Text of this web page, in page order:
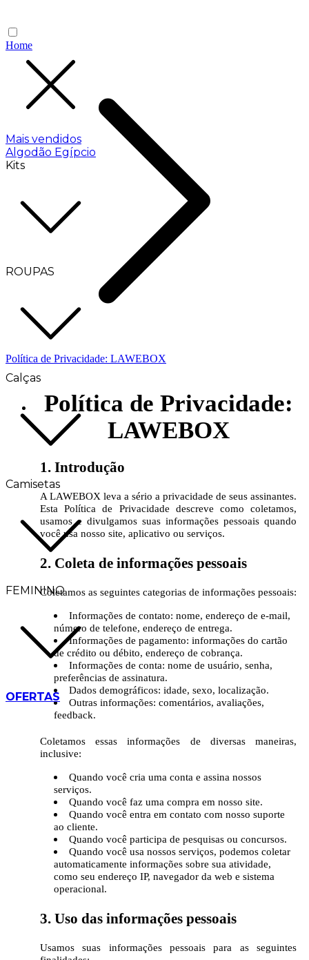
Mais vendidos
Algodão Egípcio
Kits
ROUPAS
Calças
Camisetas
FEMININO
OFERTAS
Home
Política de Privacidade: LAWEBOX
Política de Privacidade:
LAWEBOX
1. Introdução
A LAWEBOX leva a sério a privacidade de seus assinantes.
Esta Política de Privacidade descreve como coletamos,
usamos e divulgamos suas informações pessoais quando
você usa nosso site, aplicativo ou serviços.
2. Coleta de informações pessoais
Coletamos as seguintes categorias de informações pessoais:
Informações de contato: nome, endereço de e-mail,
número de telefone, endereço de entrega.
Informações de pagamento: informações do cartão
de crédito ou débito, endereço de cobrança.
Informações de conta: nome de usuário, senha,
preferências de assinatura.
Dados demográficos: idade, sexo, localização.
Outras informações: comentários, avaliações,
feedback.
Coletamos essas informações de diversas maneiras,
inclusive:
Quando você cria uma conta e assina nossos
serviços.
Quando você faz uma compra em nosso site.
Quando você entra em contato com nosso suporte
ao cliente.
Quando você participa de pesquisas ou concursos.
Quando você usa nossos serviços, podemos coletar
automaticamente informações sobre sua atividade,
como seu endereço IP, navegador da web e sistema
operacional.
3. Uso das informações pessoais
Usamos suas informações pessoais para as seguintes